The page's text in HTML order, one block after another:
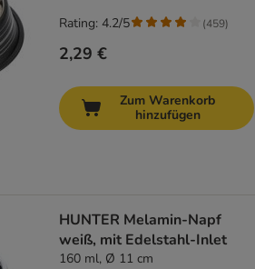
2,29 €
Rating: 4.2/5 (459)
Zum Warenkorb
hinzufügen
HUNTER Melamin-Napf
weiß, mit Edelstahl-Inlet
160 ml, Ø 11 cm